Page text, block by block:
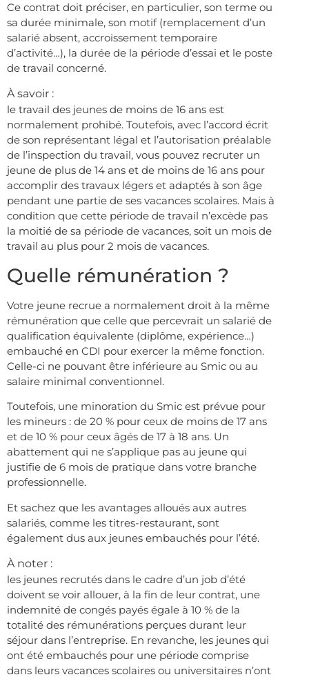
Ce contrat doit préciser, en particulier, son terme ou
sa durée minimale, son motif (remplacement d’un
salarié absent, accroissement temporaire
d’activité…), la durée de la période d’essai et le poste
de travail concerné.
À savoir :
le travail des jeunes de moins de 16 ans est
normalement prohibé. Toutefois, avec l’accord écrit
de son représentant légal et l’autorisation préalable
de l’inspection du travail, vous pouvez recruter un
jeune de plus de 14 ans et de moins de 16 ans pour
accomplir des travaux légers et adaptés à son âge
pendant une partie de ses vacances scolaires. Mais à
condition que cette période de travail n’excède pas
la moitié de sa période de vacances, soit un mois de
travail au plus pour 2 mois de vacances.
Quelle rémunération ?
Votre jeune recrue a normalement droit à la même
rémunération que celle que percevrait un salarié de
qualification équivalente (diplôme, expérience…)
embauché en CDI pour exercer la même fonction.
Celle-ci ne pouvant être inférieure au Smic ou au
salaire minimal conventionnel.
Toutefois, une minoration du Smic est prévue pour
les mineurs : de 20 % pour ceux de moins de 17 ans
et de 10 % pour ceux âgés de 17 à 18 ans. Un
abattement qui ne s’applique pas au jeune qui
justifie de 6 mois de pratique dans votre branche
professionnelle.
Et sachez que les avantages alloués aux autres
salariés, comme les titres-restaurant, sont
également dus aux jeunes embauchés pour l’été.
À noter :
les jeunes recrutés dans le cadre d’un job d’été
doivent se voir allouer, à la fin de leur contrat, une
indemnité de congés payés égale à 10 % de la
totalité des rémunérations perçues durant leur
séjour dans l’entreprise. En revanche, les jeunes qui
ont été embauchés pour une période comprise
dans leurs vacances scolaires ou universitaires n’ont